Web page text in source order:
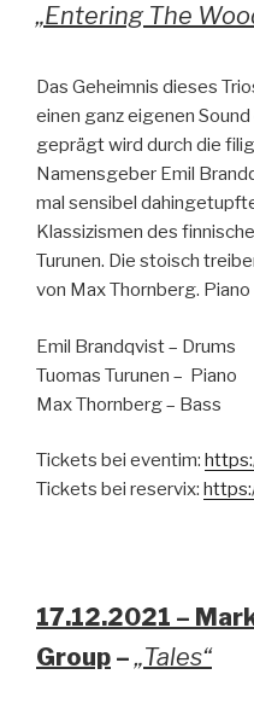
„Entering The
Das Geheimnis dieses
einen ganz eigenen
geprägt wird durch die
Namensgeber Emil
mal sensibel
Klassizismen des
Turunen. Die stoisch
von Max Thornberg.
Emil Brandqvist – Drums
Tuomas Turunen – Piano
Max Thornberg – Bass
Tickets bei eventim:
Tickets bei reservix:
17.12.2021 –
Group –„Tales“